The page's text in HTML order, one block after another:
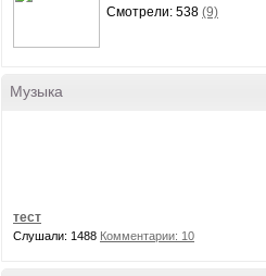
Смотрели: 538 (9)
Музыка
тест
Слушали: 1488 Комментарии: 10